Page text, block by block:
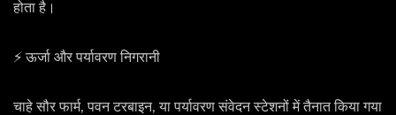
होता है।
⚡ ऊर्जा और पर्यावरण निगरानी
चाहे सौर फार्म, पवन टरबाइन, या पर्यावरण संवेदन स्टेशनों में तैनात किया गया